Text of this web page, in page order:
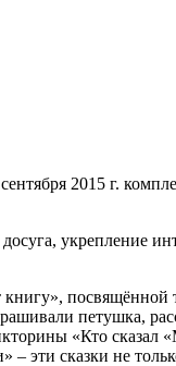
2015 г.
укрепление
посвящённой
петушка,
«Кто сказал
эти сказки не